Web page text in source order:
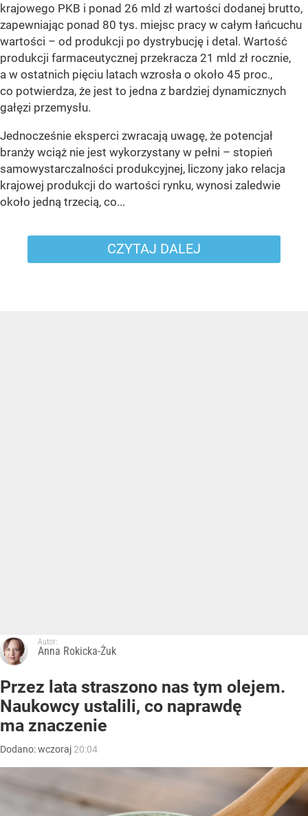
krajowego PKB i ponad 26 mld zł wartości dodanej brutto,
zapewniając ponad 80 tys. miejsc pracy w całym łańcuchu
wartości – od produkcji po dystrybucję i detal. Wartość
produkcji farmaceutycznej przekracza 21 mld zł rocznie,
a w ostatnich pięciu latach wzrosła o około 45 proc.,
co potwierdza, że jest to jedna z bardziej dynamicznych
gałęzi przemysłu.
Jednocześnie eksperci zwracają uwagę, że potencjał
branży wciąż nie jest wykorzystany w pełni – stopień
samowystarczalności produkcyjnej, liczony jako relacja
krajowej produkcji do wartości rynku, wynosi zaledwie
około jedną trzecią, co...
CZYTAJ DALEJ
Autor:
Anna Rokicka-Żuk
Przez lata straszono nas tym olejem.
Naukowcy ustalili, co naprawdę
ma znaczenie
Dodano:wczoraj 20:04